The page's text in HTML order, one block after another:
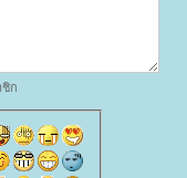
ชิก